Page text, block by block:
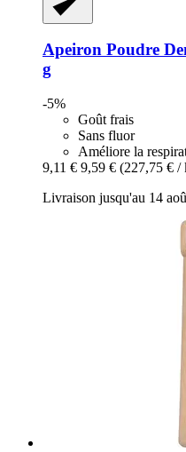
Apeiron Poudre
g
-5%
Goût frais
Sans fluor
Améliore la
9,11 € 9,59 € (227,75 € /
Livraison jusqu'au 14